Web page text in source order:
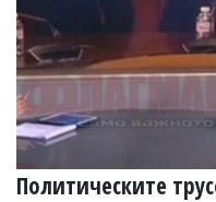
Политическите